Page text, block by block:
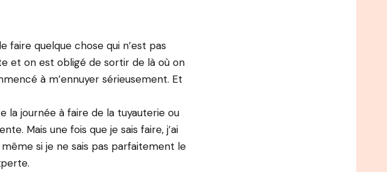
faire quelque chose qui n’est pas
et on est obligé de sortir de là où on
à m’ennuyer sérieusement. Et
la journée à faire de la tuyauterie ou
Mais une fois que je sais faire, j’ai
si je ne sais pas parfaitement le